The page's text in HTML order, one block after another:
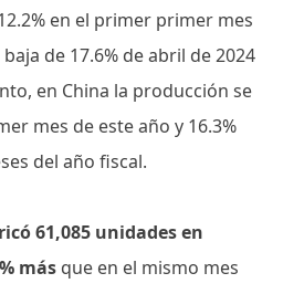
en el primer primer mes
de 17.6% de abril de 2024
en China la producción se
mes de este año y 16.3%
del año fiscal.
61,085 unidades en
más que en el mismo mes